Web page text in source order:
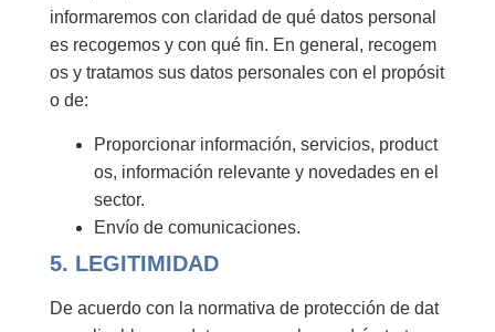
informaremos con claridad de qué datos personal
es recogemos y con qué fin. En general, recogem
os y tratamos sus datos personales con el propósit
o de:
Proporcionar información, servicios, product
os, información relevante y novedades en el
sector.
Envío de comunicaciones.
5. LEGITIMIDAD
De acuerdo con la normativa de protección de dat